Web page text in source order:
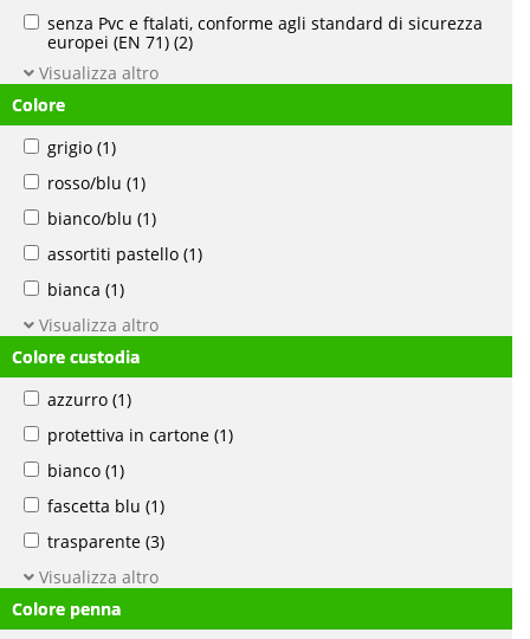
senza Pvc e ftalati, conforme agli standard di sicurezza
europei (EN 71) (2)
Visualizza altro
Colore
grigio (1)
rosso/blu (1)
bianco/blu (1)
assortiti pastello (1)
bianca (1)
Visualizza altro
Colore custodia
azzurro (1)
protettiva in cartone (1)
bianco (1)
fascetta blu (1)
trasparente (3)
Visualizza altro
Colore penna